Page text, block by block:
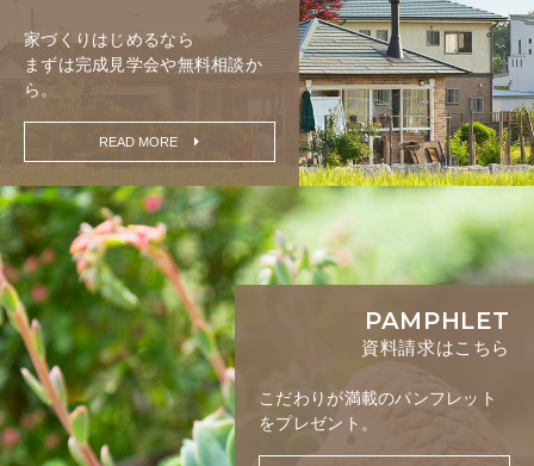
家づくりはじめるなら
まずは完成見学会や無料相談か
ら。
READ MORE
PAMPHLET
資料請求はこちら
こだわりが満載のパンフレット
をプレゼント。